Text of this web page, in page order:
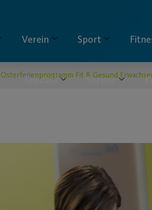
Verein Sport
Specials Service
Osterferienprogramm Fit & Gesund